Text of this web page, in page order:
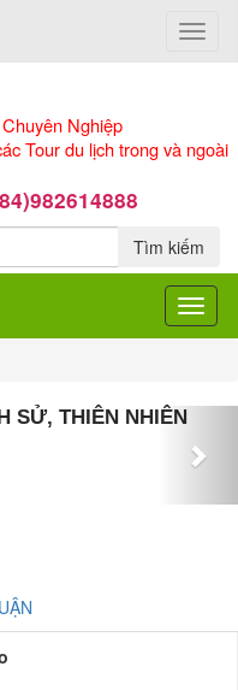
Toggle
Nghiệp
Tour du lịch trong và ngoài
Tìm kiếm
Toggle
SỬ, THIÊN NHIÊN